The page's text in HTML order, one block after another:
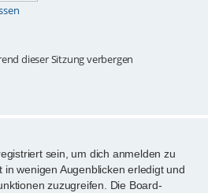
dieser Sitzung verbergen
sein, um dich anmelden zu
in wenigen Augenblicken erledigt und
zuzugreifen. Die Board-